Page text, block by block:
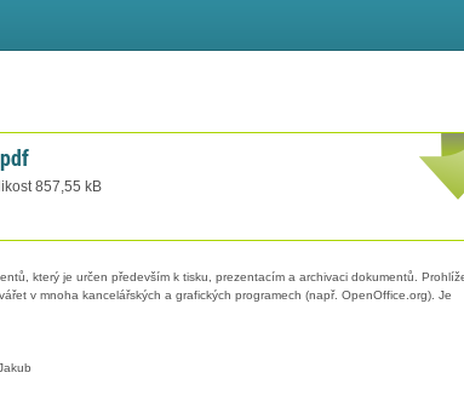
857,55 kB
který je určen především k tisku, prezentacím a archivaci dokumentů.
v mnoha kancelářských a grafických programech (např. OpenOffice.org). Je